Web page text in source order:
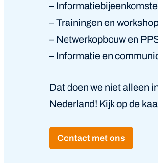
–
– Trainingen en
– Netwerkopbouw en
– Informatie en
Dat doen we niet alleen
Nederland! Kijk op de
Contact met ons